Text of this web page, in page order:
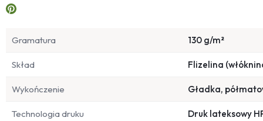
Gramatura 130 g/m²
Skład Flizelina
Wykończenie Gładka,
Technologia druku Druk lateksowy